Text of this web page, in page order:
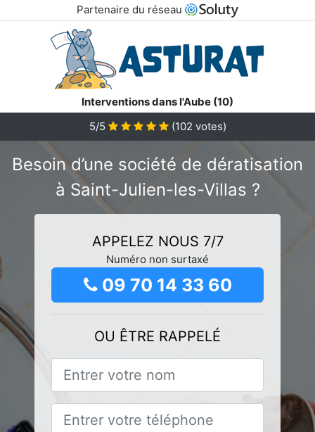
Partenaire du réseau
Interventions dans l'Aube (10)
5/5
(102 votes)
Besoin d’une société de dératisation
à Saint-Julien-les-Villas ?
APPELEZ NOUS 7/7
Numéro non surtaxé
09 70 14 33 60
OU ÊTRE RAPPELÉ